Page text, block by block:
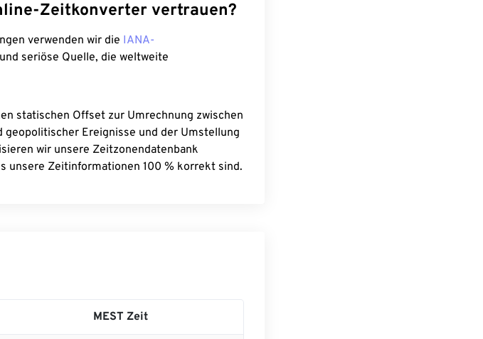
Zeitkonverter vertrauen?
verwenden wir die IANA-
seriöse Quelle, die weltweite
statischen Offset zur Umrechnung zwischen
Ereignisse und der Umstellung
wir unsere Zeitzonendatenbank
unsere Zeitinformationen 100 % korrekt sind.
MEST Zeit